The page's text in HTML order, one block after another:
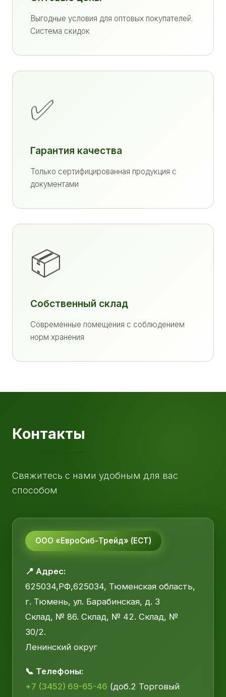
Выгодные условия для оптовых покупателей.
Система скидок
✅
Гарантия качества
Только сертифицированная продукция с
документами
📦
Собственный склад
Современные помещения с соблюдением
норм хранения
Контакты
Свяжитесь с нами удобным для вас
способом
ООО «ЕвроСиб-Трейд» (ЕСТ)
📍 Адрес:
625034,РФ,625034, Тюменская область,
г. Тюмень, ул. Барабинская, д. 3
Склад, № 86. Склад, № 42. Склад, №
30/2.
Ленинский округ
📞 Телефоны:
+7 (3452) 69-65-46 (доб.2 Торговый